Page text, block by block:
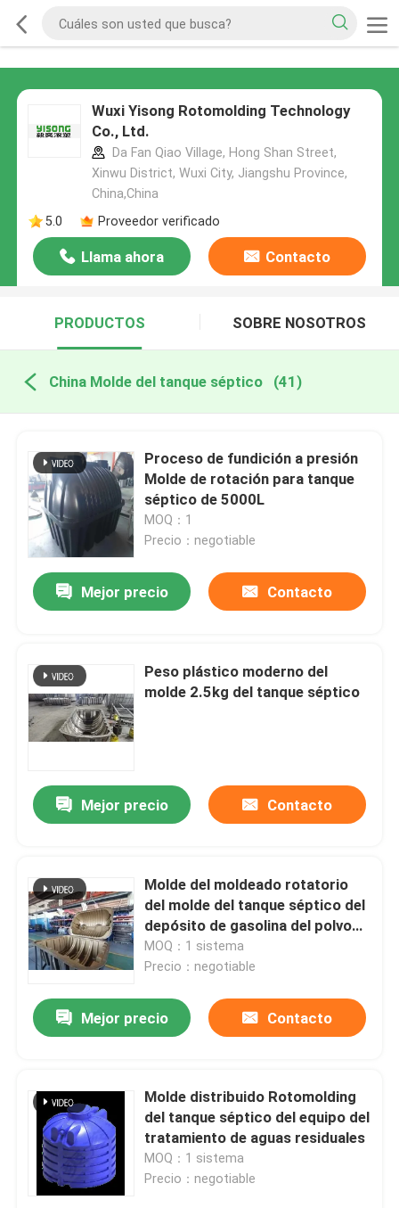
Wuxi Yisong Rotomolding Technology
Co., Ltd.
Da Fan Qiao Village, Hong Shan Street,
Xinwu District, Wuxi City, Jiangshu Province,
China,China
5.0
Proveedor verificado
Llama ahora Contacto
PRODUCTOS SOBRE NOSOTROS
China Molde del tanque séptico (41)
Proceso de fundición a presión
Molde de rotación para tanque
séptico de 5000L
MOQ：1
Precio：negotiable
Mejor precio Contacto
Peso plástico moderno del
molde 2.5kg del tanque séptico
Mejor precio Contacto
Molde del moldeado rotatorio
del molde del tanque séptico del
depósito de gasolina del polvo
de Lldpe
MOQ：1 sistema
Precio：negotiable
Mejor precio Contacto
Molde distribuido Rotomolding
del tanque séptico del equipo del
tratamiento de aguas residuales
MOQ：1 sistema
Precio：negotiable